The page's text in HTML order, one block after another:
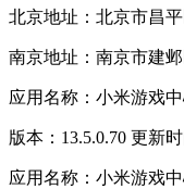
北京地址：北京市昌
南京地址：南京市建
应用名称：小米游戏
版本：13.5.0.70 更新
应用名称：小米游戏